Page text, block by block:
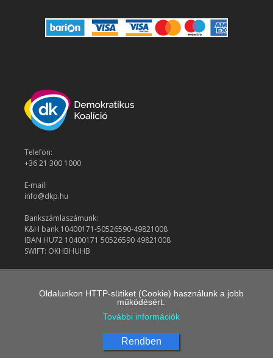
Telefon:
+36 21 300 1000
E-mail:
info@dkp.hu
Bankszámlaszámunk:
K&H bank 10400171-50526590-49821008
IBAN HU72 10400171 50526590 49821008
SWIFT: OKHBHUHB
Oldalunkon HTTP-sütiket (Cookie) használunk a jobb
működésért.
További információk